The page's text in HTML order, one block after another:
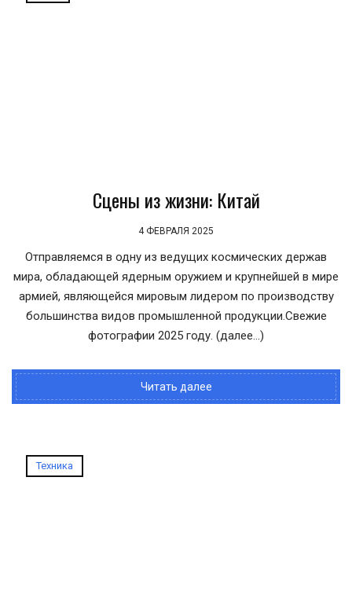
Сцены из жизни: Китай
4 ФЕВРАЛЯ 2025
Отправляемся в одну из ведущих космических держав
мира, обладающей ядерным оружием и крупнейшей в мире
армией, являющейся мировым лидером по производству
большинства видов промышленной продукции.Свежие
фотографии 2025 году. (далее…)
Читать далее
Техника